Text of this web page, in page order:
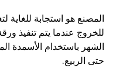
المصنع هو استجابة للغاية
الشهر باستخدام الأسمدة
حتى الربيع.